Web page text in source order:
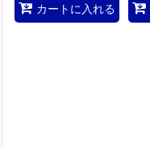
カートに入れる